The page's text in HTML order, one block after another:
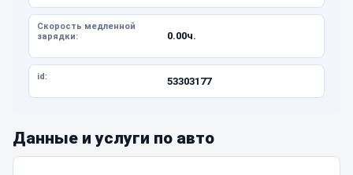
Скорость медленной
зарядки:
0.00ч.
id: 53303177
Данные и услуги по авто